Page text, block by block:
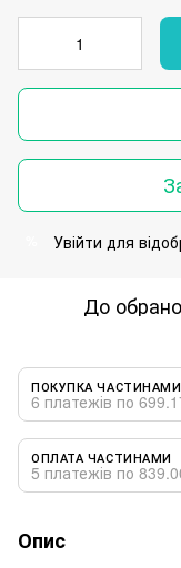
Увійти для
До
ПОКУПКА ЧАСТИНАМИ
6 платежів по
ОПЛАТА ЧАСТИНАМИ
5 платежів по
Опис